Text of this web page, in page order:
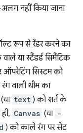
नहीं किया जाना
रूप से रेंडर करने का
या स्टैंडर्ड सिमैंटिक
सिस्टम को
वाली थीम का
(या text ) को शर्त के
Canvas (या -
) को काले रंग पर सेट